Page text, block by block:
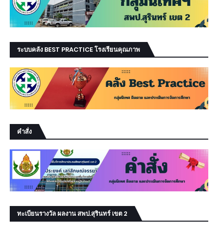
ระบบคลัง BEST PRACTICE โรงเรียนคุณภาพ
คำสั่ง
ทะเบียนรางวัล ผลงาน สพป.สุรินทร์ เขต 2